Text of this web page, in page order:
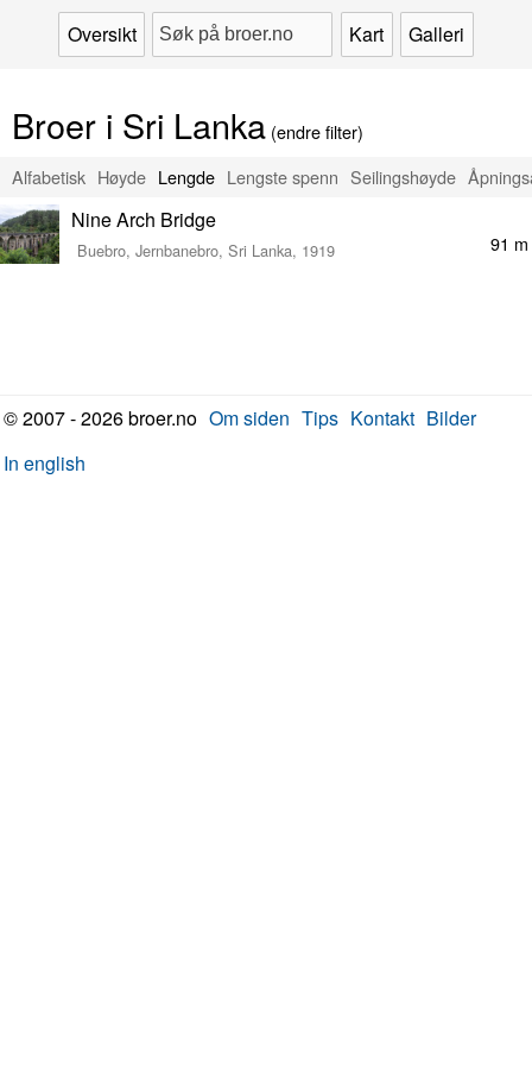
Oversikt Kart Galleri
Broer i Sri Lanka (endre filter)
Alfabetisk Høyde Lengde Lengste spenn Seilingshøyde
Nine Arch Bridge
Buebro, Jernbanebro, Sri Lanka, 1919 91 m
© 2007 - 2026 broer.no Om siden Tips Kontakt Bilder
In english